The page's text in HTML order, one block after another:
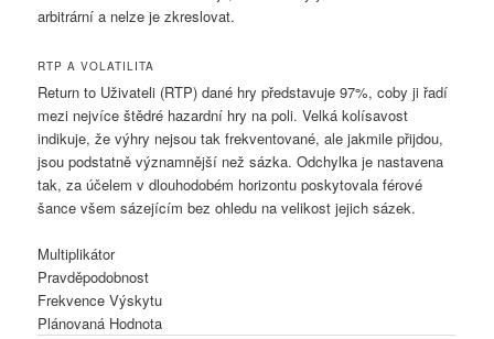
arbitrární a nelze je zkreslovat.
RTP A VOLATILITA
Return to Uživateli (RTP) dané hry představuje 97%, coby ji řadí
mezi nejvíce štědré hazardní hry na poli. Velká kolísavost
indikuje, že výhry nejsou tak frekventované, ale jakmile přijdou,
jsou podstatně významnější než sázka. Odchylka je nastavena
tak, za účelem v dlouhodobém horizontu poskytovala férové
šance všem sázejícím bez ohledu na velikost jejich sázek.
Multiplikátor
Pravděpodobnost
Frekvence Výskytu
Plánovaná Hodnota